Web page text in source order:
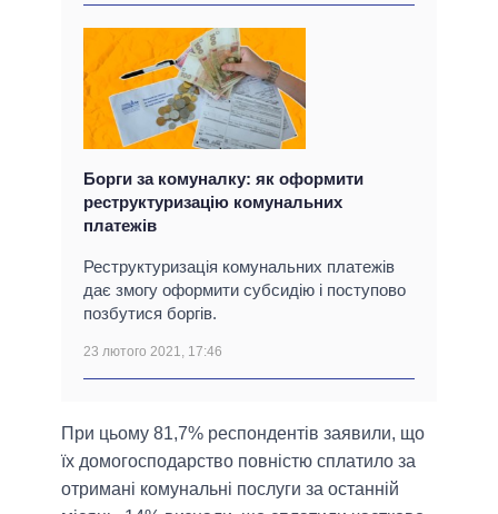
Борги за комуналку: як оформити
реструктуризацію комунальних
платежів
Реструктуризація комунальних платежів
дає змогу оформити субсидію і поступово
позбутися боргів.
23 лютого 2021, 17:46
При цьому 81,7% респондентів заявили, що
їх домогосподарство повністю сплатило за
отримані комунальні послуги за останній